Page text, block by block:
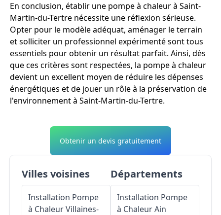
En conclusion, établir une pompe à chaleur à Saint-
Martin-du-Tertre nécessite une réflexion sérieuse.
Opter pour le modèle adéquat, aménager le terrain
et solliciter un professionnel expérimenté sont tous
essentiels pour obtenir un résultat parfait. Ainsi, dès
que ces critères sont respectées, la pompe à chaleur
devient un excellent moyen de réduire les dépenses
énergétiques et de jouer un rôle à la préservation de
l'environnement à Saint-Martin-du-Tertre.
Obtenir un devis gratuitement
Villes voisines
Installation Pompe
à ChaleurVillaines-
Départements
Installation Pompe
à ChaleurAin